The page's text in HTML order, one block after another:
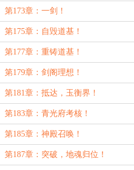
第173章：一剑！
第175章：自毁道基！
第177章：重铸道基！
第179章：剑阁理想！
第181章：抵达，玉衡界！
第183章：青光府考核！
第185章：神殿召唤！
第187章：突破，地魂归位！